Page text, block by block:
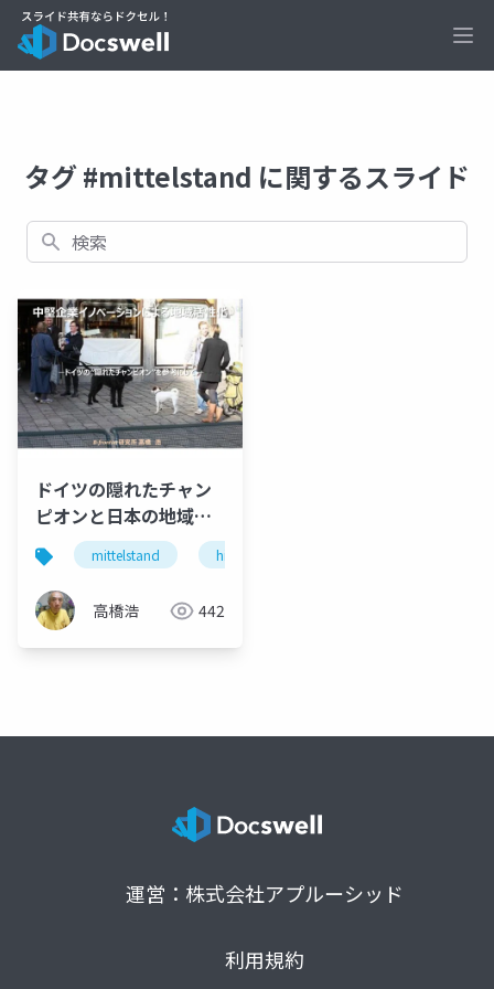
タグ #mittelstand に関するスライド
検索
ドイツの隠れたチャン
ピオンと日本の地域活
性化mittelstand hidden champion gnt企業 地域活性化
高橋浩 442
運営：株式会社アプルーシッド
利用規約